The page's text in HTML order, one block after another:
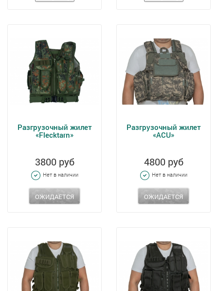
Разгрузочный жилет
«Flecktarn»
3800 руб
Нет в наличии
ОЖИДАЕТСЯ
Разгрузочный жилет
«ACU»
4800 руб
Нет в наличии
ОЖИДАЕТСЯ